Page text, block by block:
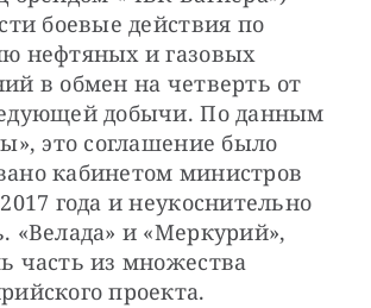
боевые действия по
нефтяных и газовых
в обмен на четверть от
добычи. По данным
это соглашение было
кабинетом министров
года и неукоснительно
«Велада» и «Меркурий»,
часть из множества
проекта.